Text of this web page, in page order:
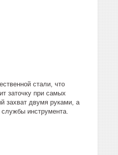
стали, что
заточку при самых
захват двумя руками, а
инструмента.